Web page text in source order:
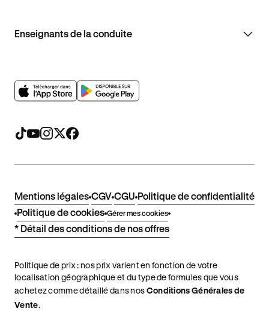
Enseignants de la conduite
Mentions légales CGV CGU Politique de confidentialité
Politique de cookies Gérer mes cookies
* Détail des conditions de nos offres
Politique de prix : nos prix varient en fonction de votre
localisation géographique et du type de formules que vous
achetez comme détaillé dans nosConditions Générales de
Vente.